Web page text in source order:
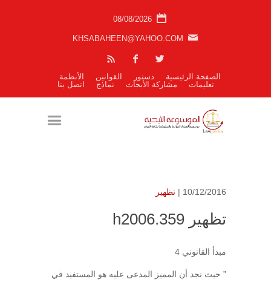
08/08/2026
KHSABAHEEN@YAHOO.COM
الصفحة الرئيسية دستور القوانين
الأنظمة
تعليمات
مشاركة الأبحاث نماذج اتصل بنا
10/12/2016 | تظهير
تظهير h2006.359
مبدأ القانوني 4
” حيث نجد أن المميز المدعى عليه هو المستفيد في